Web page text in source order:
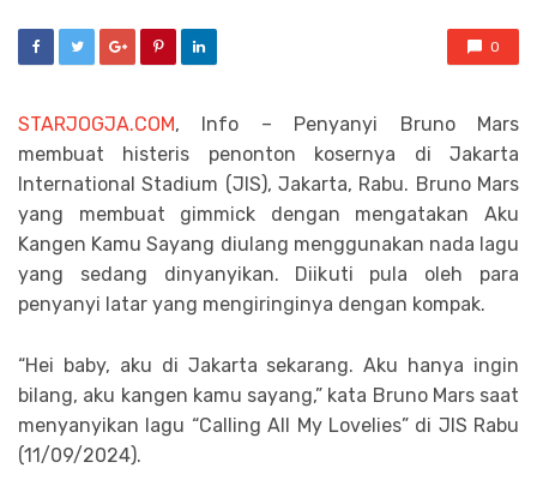
0
STARJOGJA.COM, Info – Penyanyi Bruno Mars
membuat histeris penonton kosernya di Jakarta
International Stadium (JIS), Jakarta, Rabu. Bruno Mars
yang membuat gimmick dengan mengatakan Aku
Kangen Kamu Sayang diulang menggunakan nada lagu
yang sedang dinyanyikan. Diikuti pula oleh para
penyanyi latar yang mengiringinya dengan kompak.
“Hei baby, aku di Jakarta sekarang. Aku hanya ingin
bilang, aku kangen kamu sayang,” kata Bruno Mars saat
menyanyikan lagu “Calling All My Lovelies” di JIS Rabu
(11/09/2024).